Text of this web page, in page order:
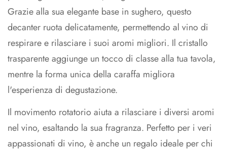
Grazie alla sua elegante base in sughero, questo
decanter ruota delicatamente, permettendo al vino di
respirare e rilasciare i suoi aromi migliori. Il cristallo
trasparente aggiunge un tocco di classe alla tua tavola,
mentre la forma unica della caraffa migliora
l'esperienza di degustazione.
Il movimento rotatorio aiuta a rilasciare i diversi aromi
nel vino, esaltando la sua fragranza. Perfetto per i veri
appassionati di vino, è anche un regalo ideale per chi